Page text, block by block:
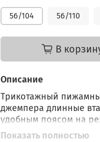
56/104 56/110
В
Описание
Трикотажный
джемпера длинные
удобным поясом на
набивка выполнена из
Показать полностью